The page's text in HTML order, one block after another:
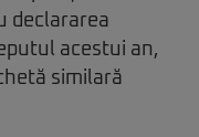
declararea
acestui an,
similară